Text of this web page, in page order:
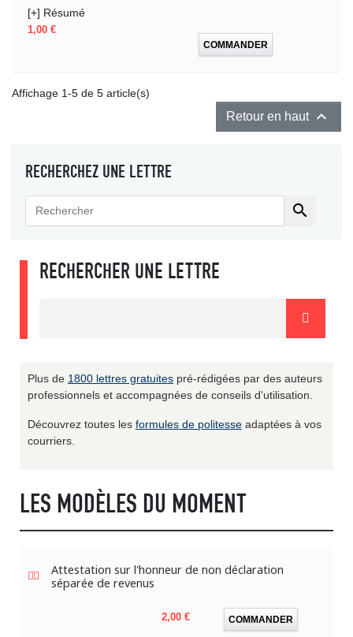
[+] Résumé
Prix
1,00 €
COMMANDER
Affichage 1-5 de 5 article(s)
Retour en haut 
RECHERCHEZ UNE LETTRE

RECHERCHER UNE LETTRE
Plus de 1800 lettres gratuites pré-rédigées par des auteurs
professionnels et accompagnées de conseils d'utilisation.
Découvrez toutes les formules de politesse adaptées à vos
courriers.
LES MODÈLES DU MOMENT
Attestation sur l'honneur de non déclaration
séparée de revenus
Prix
2,00 € COMMANDER